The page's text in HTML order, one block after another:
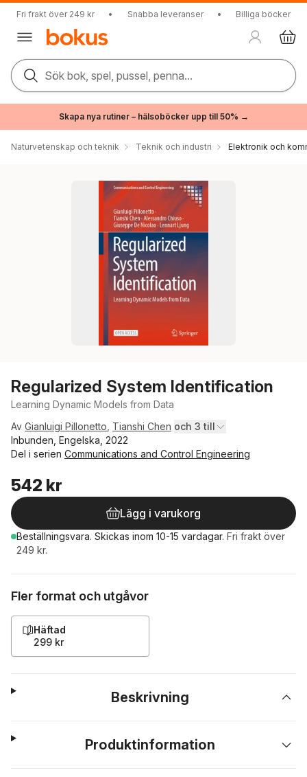
Fri frakt över 249 kr • Snabba leveranser • Billiga böcker
Sök bok, spel, pussel, penna...
Skapa nya rutiner – hälsoböcker upp till 50% →
Naturvetenskap och teknik Teknik och industri Elektronik och
Regularized System Identification
Learning Dynamic Models from Data
Av Gianluigi Pillonetto Tianshi Chen och 3 till
Inbunden, Engelska, 2022
Del i serien Communications and Control Engineering
542 kr
Lägg i varukorg
Beställningsvara. Skickas inom 10-15 vardagar. Fri frakt över
249 kr.
Fler format och utgåvor
Häftad
299 kr
Beskrivning
Produktinformation